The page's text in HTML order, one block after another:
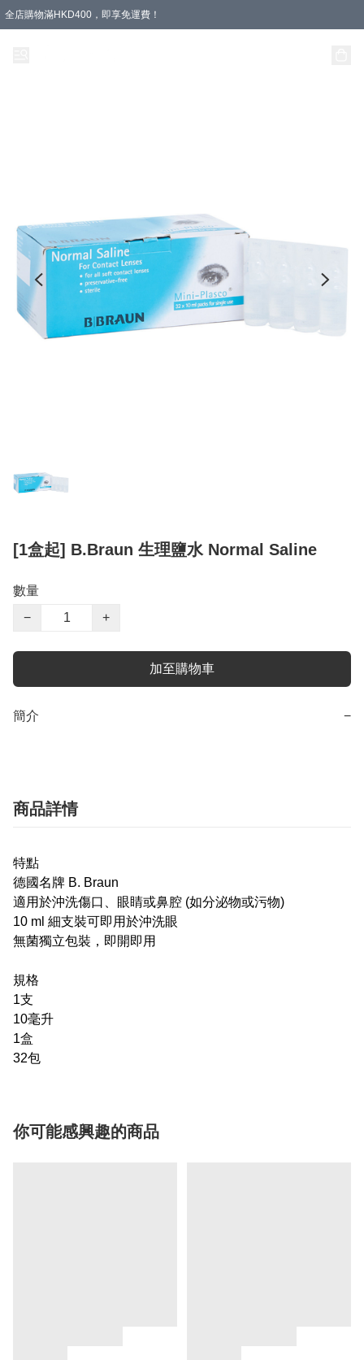
全店購物滿HKD400，即享免運費！
[1盒起] B.Braun 生理鹽水 Normal Saline
數量
−
+
加至購物車
簡介 −
商品詳情
特點
德國名牌 B. Braun
適用於沖洗傷口、眼睛或鼻腔 (如分泌物或污物)
10 ml 細支裝可即用於沖洗眼
無菌獨立包裝，即開即用
規格
1支
10毫升
1盒
32包
你可能感興趣的商品